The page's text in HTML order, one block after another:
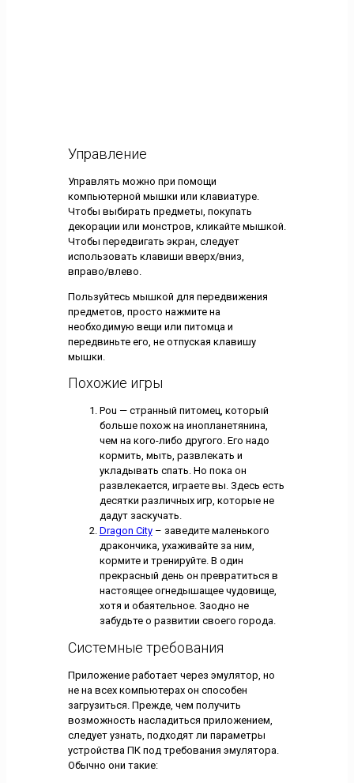
Управление
Управлять можно при помощи
компьютерной мышки или клавиатуре.
Чтобы выбирать предметы, покупать
декорации или монстров, кликайте мышкой.
Чтобы передвигать экран, следует
использовать клавиши вверх/вниз,
вправо/влево.
Пользуйтесь мышкой для передвижения
предметов, просто нажмите на
необходимую вещи или питомца и
передвиньте его, не отпуская клавишу
мышки.
Похожие игры
Pou — странный питомец, который
больше похож на инопланетянина,
чем на кого-либо другого. Его надо
кормить, мыть, развлекать и
укладывать спать. Но пока он
развлекается, играете вы. Здесь есть
десятки различных игр, которые не
дадут заскучать.
Dragon City– заведите маленького
дракончика, ухаживайте за ним,
кормите и тренируйте. В один
прекрасный день он превратиться в
настоящее огнедышащее чудовище,
хотя и обаятельное. Заодно не
забудьте о развитии своего города.
Системные требования
Приложение работает через эмулятор, но
не на всех компьютерах он способен
загрузиться. Прежде, чем получить
возможность насладиться приложением,
следует узнать, подходят ли параметры
устройства ПК под требования эмулятора.
Обычно они такие: